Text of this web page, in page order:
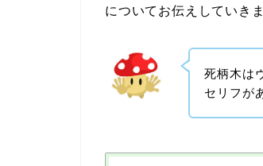
についてお伝えしていきま
死柄木は
セリフが